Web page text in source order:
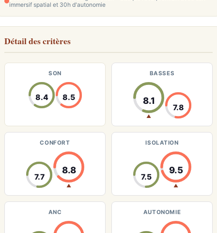
immersif spatial et 30h d'autonomie
Détail des critères
SON
8.4 8.5
BASSES
8.1
▲
7.8
CONFORT
7.7
8.8
▲
ISOLATION
7.5
9.5
▲
ANC AUTONOMIE